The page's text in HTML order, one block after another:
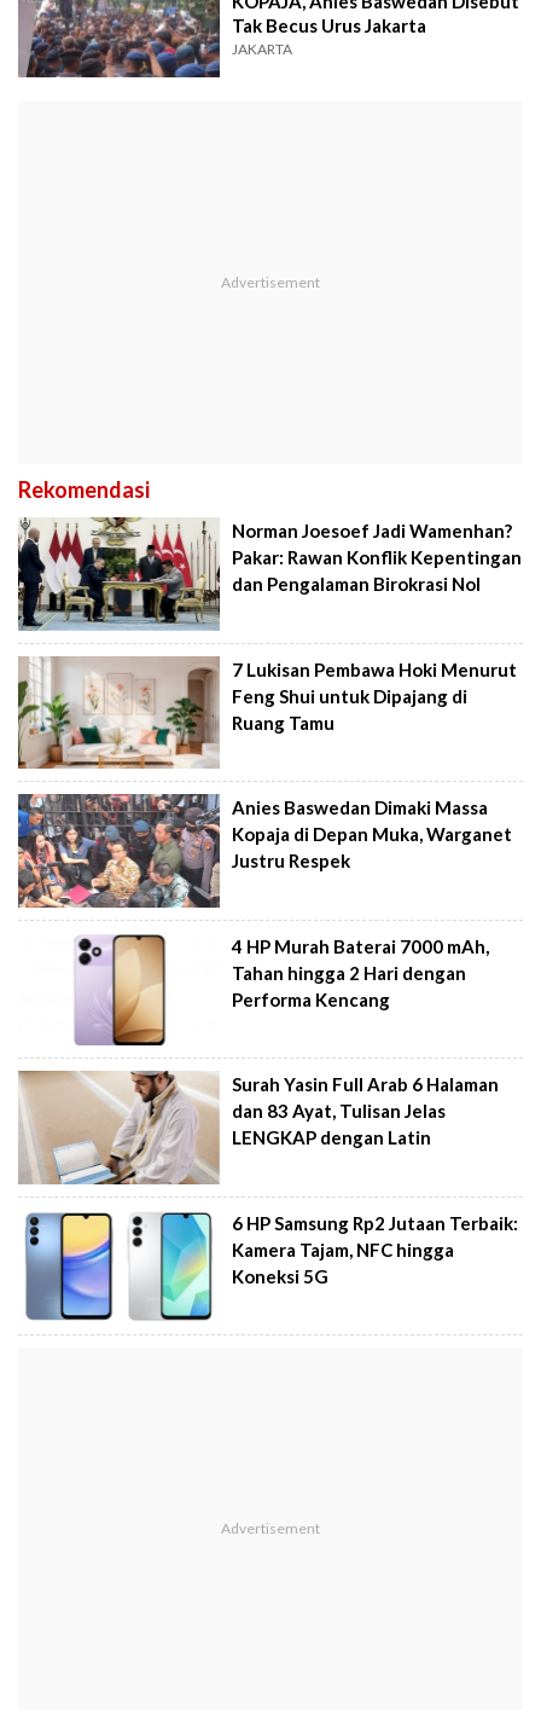
Tak Becus Urus Jakarta
JAKARTA
Rekomendasi
Norman Joesoef Jadi Wamenhan?
Pakar: Rawan Konflik Kepentingan
dan Pengalaman Birokrasi Nol
7 Lukisan Pembawa Hoki Menurut
Feng Shui untuk Dipajang di
Ruang Tamu
Anies Baswedan Dimaki Massa
Kopaja di Depan Muka, Warganet
Justru Respek
4 HP Murah Baterai 7000 mAh,
Tahan hingga 2 Hari dengan
Performa Kencang
Surah Yasin Full Arab 6 Halaman
dan 83 Ayat, Tulisan Jelas
LENGKAP dengan Latin
6 HP Samsung Rp2 Jutaan Terbaik:
Kamera Tajam, NFC hingga
Koneksi 5G